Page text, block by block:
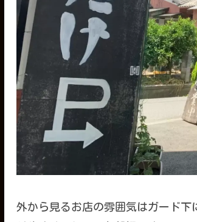
外から見るお店の雰囲気はガード